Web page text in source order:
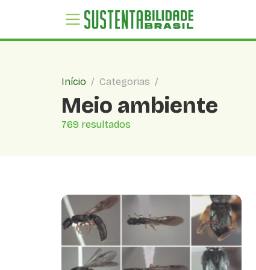
Início / Categorias /
Meio ambiente
769 resultados